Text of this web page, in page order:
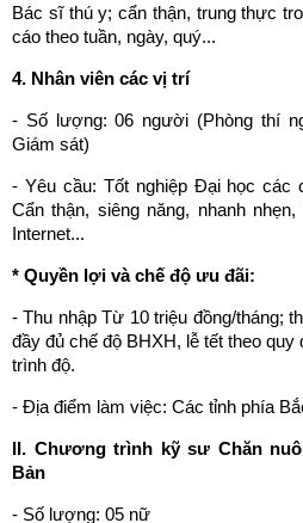
Bác sĩ thú y; cẩn thận, trung thực
cáo theo tuần, ngày, quý...
4. Nhân viên các vị trí
- Số lượng: 06 người (Phòng thí
Giám sát)
- Yêu cầu: Tốt nghiệp Đại học các
Cẩn thận, siêng năng, nhanh
Internet...
* Quyền lợi và chế độ ưu đãi:
- Thu nhập Từ 10 triệu đồng/tháng;
đầy đủ chế độ BHXH, lễ tết theo
trình độ.
- Địa điểm làm việc: Các tỉnh phía
II. Chương trình kỹ sư Chăn
Bản
- Số lượng: 05 nữ